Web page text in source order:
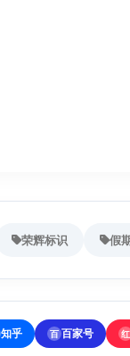
荣辉标识 假
知乎 百 百家号 红